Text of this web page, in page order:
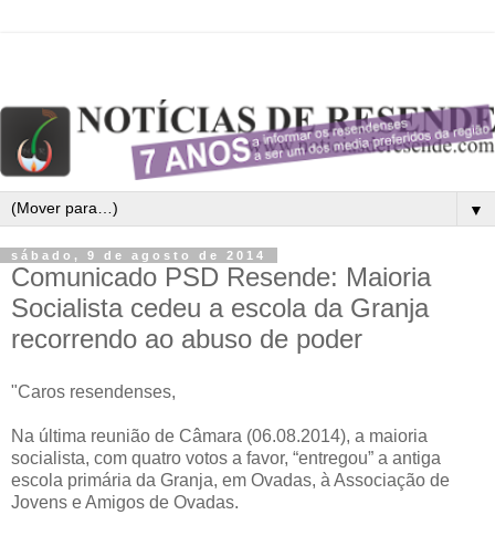
▼
sábado, 9 de agosto de 2014
Comunicado PSD Resende: Maioria
Socialista cedeu a escola da Granja
recorrendo ao abuso de poder
"Caros resendenses,
Na última reunião de Câmara (06.08.2014), a maioria
socialista, com quatro votos a favor, “entregou” a antiga
escola primária da Granja, em Ovadas, à Associação de
Jovens e Amigos de Ovadas.